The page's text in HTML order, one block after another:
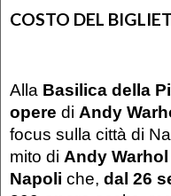
COSTO DEL
Alla Basilica della
opere di Andy
focus sulla città di
mito di Andy Warhol
Napoli che, dal 26